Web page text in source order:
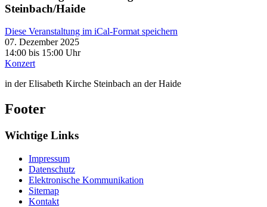
Steinbach/Haide
Diese Veranstaltung im iCal-Format speichern
07. Dezember 2025
14:00 bis 15:00 Uhr
Konzert
in der Elisabeth Kirche Steinbach an der Haide
Footer
Wichtige Links
Impressum
Datenschutz
Elektronische Kommunikation
Sitemap
Kontakt